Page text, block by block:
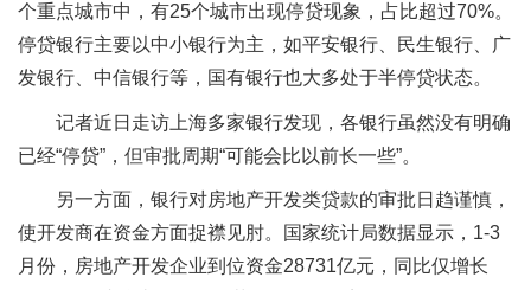
个重点城市中，有25个城市出现停贷现象，占比超过70%。
停贷银行主要以中小银行为主，如平安银行、民生银行、广
发银行、中信银行等，国有银行也大多处于半停贷状态。
记者近日走访上海多家银行发现，各银行虽然没有明确
已经“停贷”，但审批周期“可能会比以前长一些”。
另一方面，银行对房地产开发类贷款的审批日趋谨慎，
使开发商在资金方面捉襟见肘。国家统计局数据显示，1-3
月份，房地产开发企业到位资金28731亿元，同比仅增长